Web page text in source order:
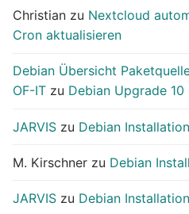
Christian zu Nextcloud
Cron aktualisieren
Debian Übersicht
OF-IT zu Debian Upgrade 10
JARVIS zu Debian
M. Kirschner zu Debian
JARVIS zu Debian